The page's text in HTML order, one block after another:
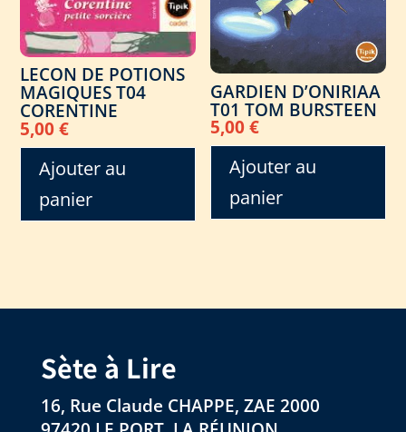
LECON DE POTIONS
MAGIQUES T04
CORENTINE
5,00€
Ajouter au
panier
GARDIEN D’ONIRIAA
T01 TOM BURSTEEN
5,00€
Ajouter au
panier
Sète à Lire
16, Rue Claude CHAPPE, ZAE 2000